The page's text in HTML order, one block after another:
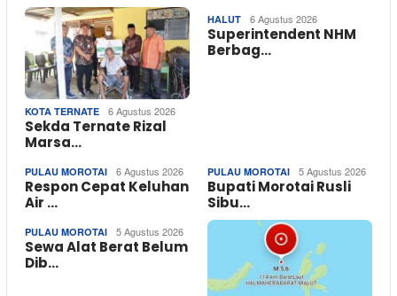
KOTA TERNATE 6 Agustus 2026
Sekda Ternate Rizal
Marsa…
HALUT 6 Agustus 2026
Superintendent NHM
Berbag…
PULAU MOROTAI 6 Agustus 2026
Respon Cepat Keluhan
Air …
PULAU MOROTAI 5 Agustus 2026
Bupati Morotai Rusli
Sibu…
PULAU MOROTAI 5 Agustus 2026
Sewa Alat Berat Belum
Dib…